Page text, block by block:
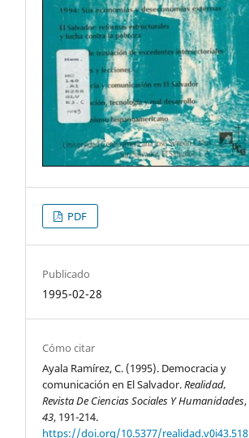
PDF
Publicado
1995-02-28
Cómo citar
Ayala Ramírez, C. (1995). Democracia y
comunicación en El Salvador.Realidad,
Revista De Ciencias Sociales Y Humanidades,
43, 191-214.
https://doi.org/10.5377/realidad.v0i43.518